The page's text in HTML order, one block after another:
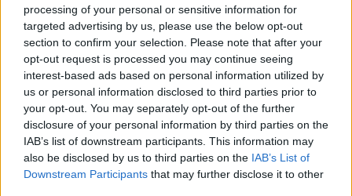
processing of your personal or sensitive information for
targeted advertising by us, please use the below opt-out
section to confirm your selection. Please note that after your
opt-out request is processed you may continue seeing
interest-based ads based on personal information utilized by
us or personal information disclosed to third parties prior to
your opt-out. You may separately opt-out of the further
disclosure of your personal information by third parties on the
IAB’s list of downstream participants. This information may
also be disclosed by us to third parties on the IAB’s List of
Downstream Participants that may further disclose it to other
2026. augusztus 05., szerda
Agresszió, tartozások és javítások
a székelyudvarhelyi szociális
tömbházakban